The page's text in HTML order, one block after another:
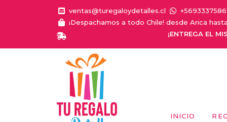
ventas@turegaloydetalles.cl
¡Despachamos a todo Chile! desde Arica
¡ENTREGA EL
INICIO